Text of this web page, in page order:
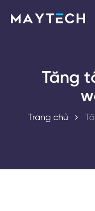
Tăng
Trang chủ